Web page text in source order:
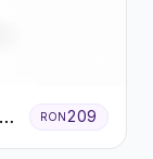
RON209